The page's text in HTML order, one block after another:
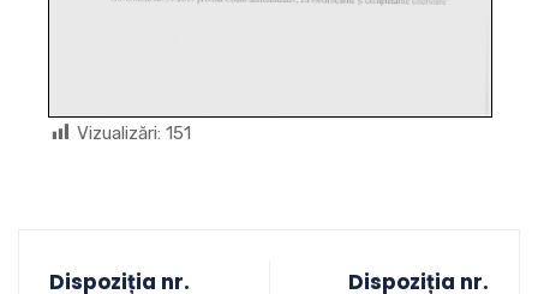
Vizualizări: 151
Dispoziția nr.
Dispoziția nr.